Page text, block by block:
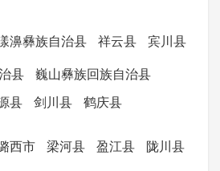
濞彝族自治县 祥云县 宾川县
县 巍山彝族回族自治县
县 剑川县 鹤庆县
西市 梁河县 盈江县 陇川县